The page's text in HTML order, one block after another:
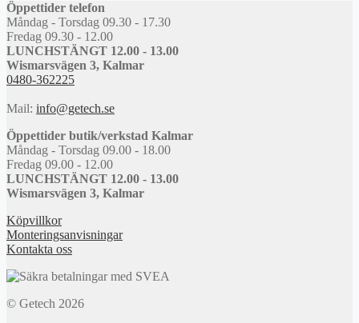
Öppettider telefon
Måndag - Torsdag 09.30 - 17.30
Fredag 09.30 - 12.00
LUNCHSTÄNGT 12.00 - 13.00
Wismarsvägen 3, Kalmar
0480-362225
Mail: info@getech.se
Öppettider butik/verkstad Kalmar
Måndag - Torsdag 09.00 - 18.00
Fredag 09.00 - 12.00
LUNCHSTÄNGT 12.00 - 13.00
Wismarsvägen 3, Kalmar
Köpvillkor
Monteringsanvisningar
Kontakta oss
© Getech 2026